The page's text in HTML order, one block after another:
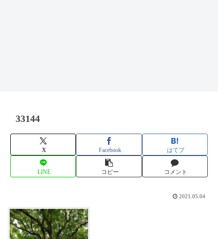
33144
X Facebook はてブ
LINE コピー コメント
2021.05.04